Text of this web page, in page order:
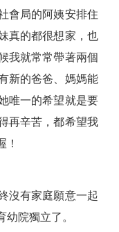
會局的阿姨安排住
真的都很想家，也
我就常常帶著兩個
新的爸爸、媽媽能
唯一的希望就是要
再辛苦，都希望我
！
沒有家庭願意一起
院獨立了。